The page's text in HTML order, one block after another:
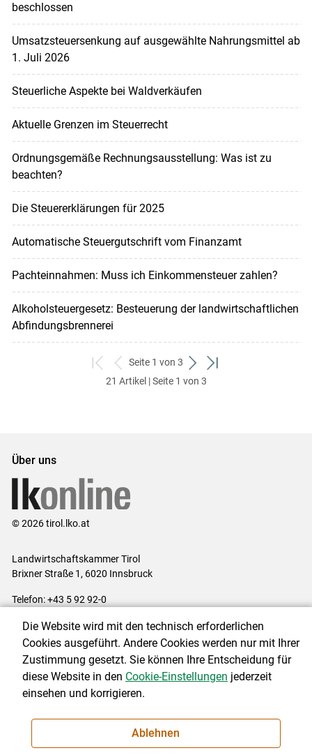
beschlossen
Umsatzsteuersenkung auf ausgewählte Nahrungsmittel ab
1. Juli 2026
Steuerliche Aspekte bei Waldverkäufen
Aktuelle Grenzen im Steuerrecht
Ordnungsgemäße Rechnungsausstellung: Was ist zu
beachten?
Die Steuererklärungen für 2025
Automatische Steuergutschrift vom Finanzamt
Pachteinnahmen: Muss ich Einkommensteuer zahlen?
Alkoholsteuergesetz: Besteuerung der landwirtschaftlichen
Abfindungsbrennerei
zum
ersten
zurück
zum
Seite 1 von 3
weiter
zum
zum
21 Artikel | Seite 1 von 3
Über uns
© 2026 tirol.lko.at
Landwirtschaftskammer Tirol
Brixner Straße 1, 6020 Innsbruck
Telefon: +43 5 92 92-0
Impressum|Kontakt|Datenschutzerklärung|Barrierefreiheit|
Cookie-Einstellungen
NEWSLETTER
Die Website wird mit den technisch erforderlichen
Cookies ausgeführt. Andere Cookies werden nur mit Ihrer
Zustimmung gesetzt. Sie können Ihre Entscheidung für
diese Website in den Cookie-Einstellungen jederzeit
einsehen und korrigieren.
Ablehnen